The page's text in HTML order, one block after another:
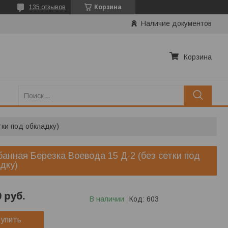
Корзина
135 отзывов
Наличие документов
Корзина
под обкладку)
Березка Воевода 15 Д-2 (без сетки под
руб. В наличии Код: 603